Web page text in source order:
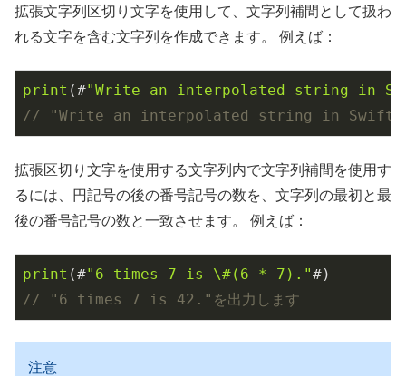
拡張文字列区切り文字を使用して、文字列補間として扱わ
れる文字を含む文字列を作成できます。 例えば：
print (#"Write an interpolated string in
// "Write an interpolated string in Swift
拡張区切り文字を使用する文字列内で文字列補間を使用す
るには、円記号の後の番号記号の数を、文字列の最初と最
後の番号記号の数と一致させます。 例えば：
print (#"6 times 7 is \#(6 * 7)."
// "6 times 7 is 42."を出力します
注意